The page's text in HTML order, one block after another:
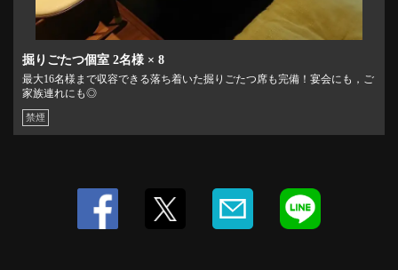
掘りごたつ個室 2名様 × 8
最大16名様まで収容できる落ち着いた掘りごたつ席も完備！宴会にも，ご
家族連れにも◎
禁煙